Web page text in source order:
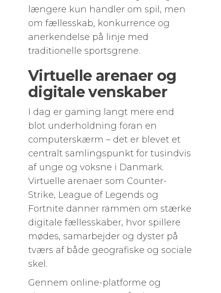
længere kun handler om spil, men
om fællesskab, konkurrence og
anerkendelse på linje med
traditionelle sportsgrene.
Virtuelle arenaer og
digitale venskaber
I dag er gaming langt mere end
blot underholdning foran en
computerskærm – det er blevet et
centralt samlingspunkt for tusindvis
af unge og voksne i Danmark.
Virtuelle arenaer som Counter-
Strike, League of Legends og
Fortnite danner rammen om stærke
digitale fællesskaber, hvor spillere
mødes, samarbejder og dyster på
tværs af både geografiske og sociale
skel.
Gennem online-platforme og